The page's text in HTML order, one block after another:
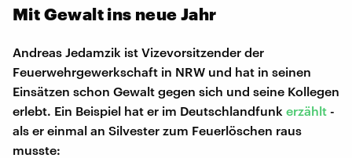
Mit Gewalt ins neue Jahr
Andreas Jedamzik ist Vizevorsitzender der
Feuerwehrgewerkschaft in NRW und hat in seinen
Einsätzen schon Gewalt gegen sich und seine Kollegen
erlebt. Ein Beispiel hat er im Deutschlandfunk erzählt -
als er einmal an Silvester zum Feuerlöschen raus
musste: